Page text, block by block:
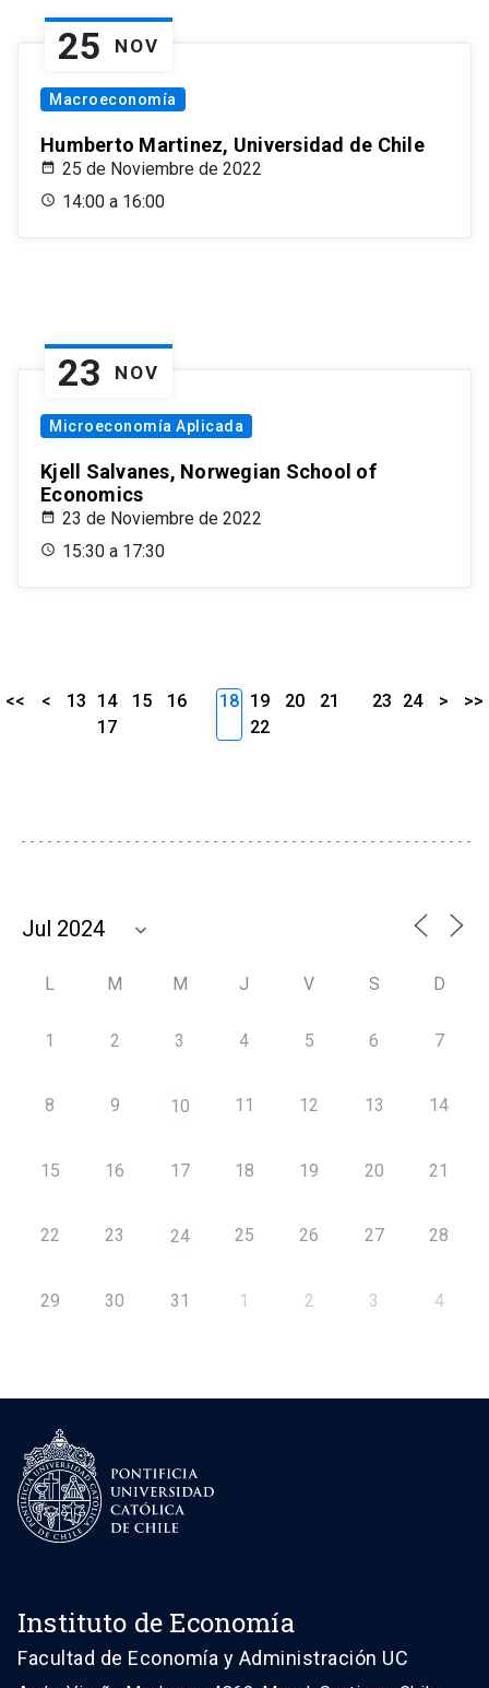
25 NOV
Macroeconomía
Humberto Martinez, Universidad de Chile
25 de Noviembre de 2022
14:00 a 16:00
23 NOV
Microeconomía Aplicada
Kjell Salvanes, Norwegian School of
Economics
23 de Noviembre de 2022
15:30 a 17:30
<< < 13 14 15
16
17
18 19 20
21
22
23 24 > >>
L M M J V S D
1 2 3 4 5 6 7
8 9 10 11 12 13 14
15 16 17 18 19 20 21
22 23 24 25 26 27 28
29 30 31 1 2 3 4
Instituto de Economía
Facultad de Economía y Administración UC